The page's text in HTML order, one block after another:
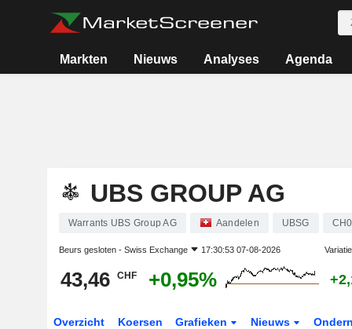
Markten Nieuws Analyses Agenda
UBS GROUP AG
Warrants UBS Group AG Aandelen UBSG
Beurs gesloten - Swiss Exchange 17:30:53 07-08-2026
43,46 CHF +0,95%
Overzicht Koersen Grafieken Nieuws